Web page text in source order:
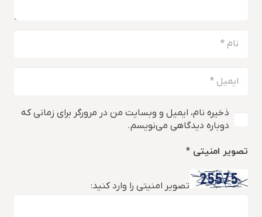
ذخیره نام، ایمیل و وبسایت من در مرورگر برای زمانی که
دوباره دیدگاهی می‌نویسم.
تصویر امنیتی *
تصویر امنیتی را وارد کنید: